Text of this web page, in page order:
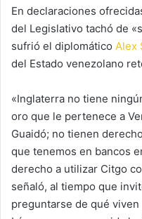
En declaraciones
del Legislativo tachó de
sufrió el diplomático Alex
del Estado venezolano
«Inglaterra no tiene
oro que le pertenece a
Guaidó; no tienen
que tenemos en bancos
derecho a utilizar Citgo
señaló, al tiempo que
preguntarse de qué